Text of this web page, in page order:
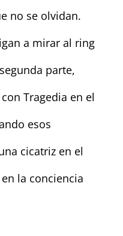
no se olvidan.
a mirar al ring
parte,
Tragedia en el
esos
cicatriz en el
la conciencia